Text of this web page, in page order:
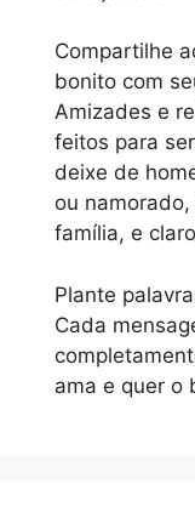
Compartilhe
bonito com
Amizades e
feitos para
deixe de
ou
família, e
Plante
Cada
ama e quer o